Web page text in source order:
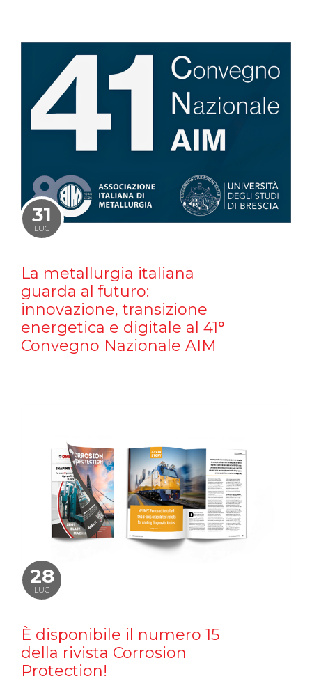
31
LUG
La metallurgia italiana
guarda al futuro:
innovazione, transizione
energetica e digitale al 41°
Convegno Nazionale AIM
28
LUG
È disponibile il numero 15
della rivista Corrosion
Protection!